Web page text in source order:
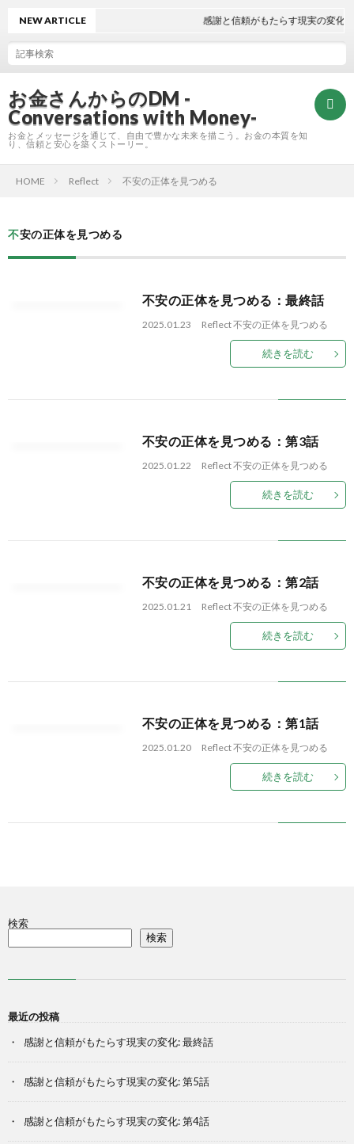
お金さんからのDM -
Conversations with Money-
お金とメッセージを通じて、自由で豊かな未来を描こう。お金の本質を知
り、信頼と安心を築くストーリー。
NEW ARTICLE 感謝と信頼がもたらす現実の変化:
HOME Reflect 不安の正体を見つめる
不安の正体を見つめる
不安の正体を見つめる：最終話
2025.01.23 Reflect不安の正体を見つめる
続きを読む
不安の正体を見つめる：第3話
2025.01.22 Reflect不安の正体を見つめる
続きを読む
不安の正体を見つめる：第2話
2025.01.21 Reflect不安の正体を見つめる
続きを読む
不安の正体を見つめる：第1話
2025.01.20 Reflect不安の正体を見つめる
続きを読む
検索
検索
最近の投稿
感謝と信頼がもたらす現実の変化: 最終話
感謝と信頼がもたらす現実の変化: 第5話
感謝と信頼がもたらす現実の変化: 第4話